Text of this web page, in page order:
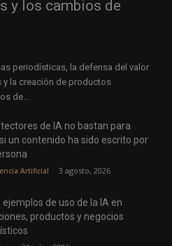
y los cambios de
periodísticas, la defensa del valor
la creación de productos
de...
de IA no bastan para
un contenido ha sido escrito por
Artificial 3 agosto, 2026
ejemplos de uso de la IA en
productos y negocios